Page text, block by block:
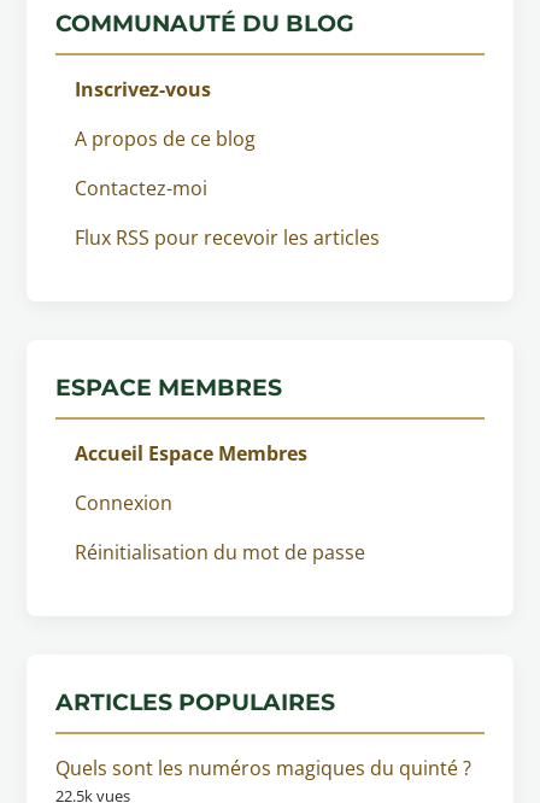
COMMUNAUTÉ DU BLOG
Inscrivez-vous
A propos de ce blog
Contactez-moi
Flux RSS pour recevoir les articles
ESPACE MEMBRES
Accueil Espace Membres
Connexion
Réinitialisation du mot de passe
ARTICLES POPULAIRES
Quels sont les numéros magiques du quinté ?
22.5k vues